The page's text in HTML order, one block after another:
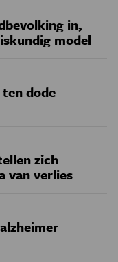
in,
model
dode
zich
van verlies